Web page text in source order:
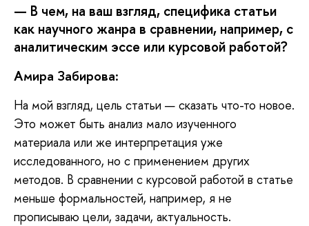
— В чем, на ваш взгляд, специфика статьи
как научного жанра в сравнении, например, с
аналитическим эссе или курсовой работой?
Амира Забирова:
На мой взгляд, цель статьи — сказать что-то новое.
Это может быть анализ мало изученного
материала или же интерпретация уже
исследованного, но с применением других
методов. В сравнении с курсовой работой в статье
меньше формальностей, например, я не
прописываю цели, задачи, актуальность.